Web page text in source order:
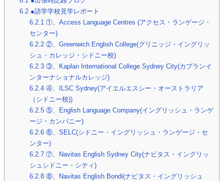
6.2 ●語学学校見学レポート
6.2.1①、Access Language Centres (アクセス・ランゲージ・
センター)
6.2.2②、Greenwich English College(グリニッジ・イングリッ
シュ・カレッジ・シドニー校)
6.2.3③、Kaplan International College Sydney City(カプランイ
ンターナショナルカレッジ)
6.2.4④、ILSC Sydney(アイエルエスシー・オーストラリア
（シドニー校))
6.2.5⑤、English Language Company(イングリッシュ・ランゲ
ージ・カンパニー)
6.2.6⑥、SELC(シドニー・イングリッシュ・ランゲージ・セ
ンター)
6.2.7⑦、Navitas English Sydney City(ナビタス・イングリッ
シュシドニー・シティ)
6.2.8⑧、Navitas English Bondi(ナビタス・イングリッシュ